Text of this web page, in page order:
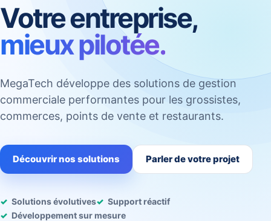
Votre entreprise,
mieux pilotée.
MegaTech développe des solutions de gestion
commerciale performantes pour les grossistes,
commerces, points de vente et restaurants.
Découvrir nos solutions Parler de votre projet
Solutions évolutives
Support réactif
Développement sur mesure